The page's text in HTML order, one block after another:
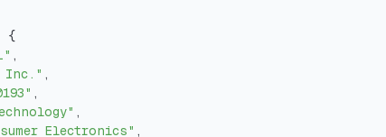
{
,
Inc." ,
,
,
Electronics" ,